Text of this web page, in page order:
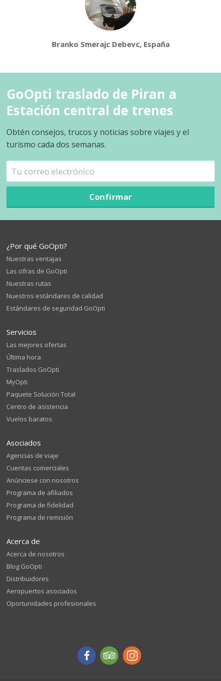
Branko Smerajc Debevc, España
GoOpti traslado de Piran a
Estación central de trenes
Obtén consejos, trucos y noticias sobre viajes y el
turismo cada dos semanas.
Confirmar
¿Por qué GoOpti?
Nuestras ventajas
Las cifras de GoOpti
Nuestras rutas
Nuestros estándares de calidad
Estándares de seguridad GoOpti
Servicios
Las mejores ofertas
Última hora
Traslados GoOpti
MyOpti
Paquete Solución Total
Centro de asistencia
Vuelos baratos
Asociados
Agencias de viaje
Cuentas comerciales
Anúnciese con nosotros
Programa de afiliados
Programa de fidelidad
Programa de remisión
Acerca de
Acerca de nosotros
Blog GoOpti
Distribuidores
Aeropuertos asociados
Oportunidades profesionales